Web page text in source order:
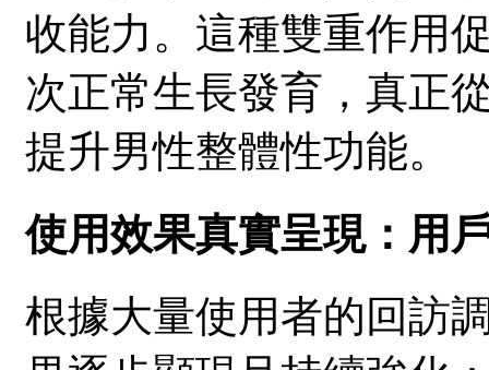
收能力。這種雙重作用
次正常生長發育，真正
提升男性整體性功能。
使用效果真實呈現：用
根據大量使用者的回訪